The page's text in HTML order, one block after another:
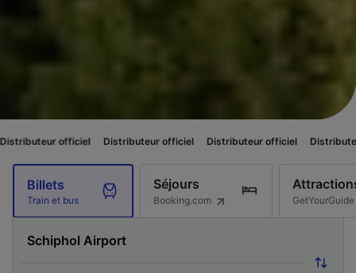
Distributeur officiel Distributeur officiel Distributeur officiel
Billets
Train et bus
Séjours
Booking.com GetYourGuide